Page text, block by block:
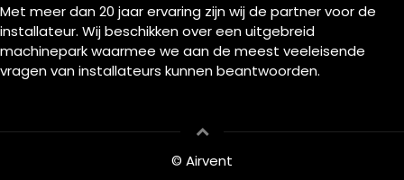
Met meer dan 20 jaar ervaring zijn wij de partner voor de
installateur. Wij beschikken over een uitgebreid
machinepark waarmee we aan de meest veeleisende
vragen van installateurs kunnen beantwoorden.
© Airvent